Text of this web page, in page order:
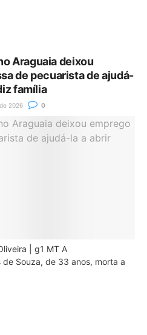
Araguaia deixou
de pecuarista de ajudá-
família
2026 0
| g1 MT A
Souza, de 33 anos, morta a